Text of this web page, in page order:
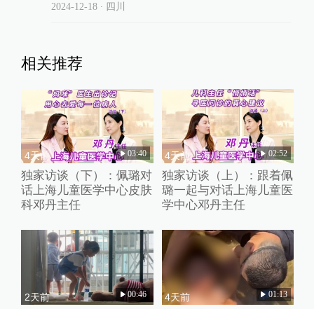
2024-12-18∙ 四川
相关推荐
4天前 03:40
独家访谈（下）：佩璐对
话上海儿童医学中心皮肤
科邓丹主任
4天前 02:52
独家访谈（上）：跟着佩
璐一起与对话上海儿童医
学中心邓丹主任
2天前 00:46 4天前 01:13